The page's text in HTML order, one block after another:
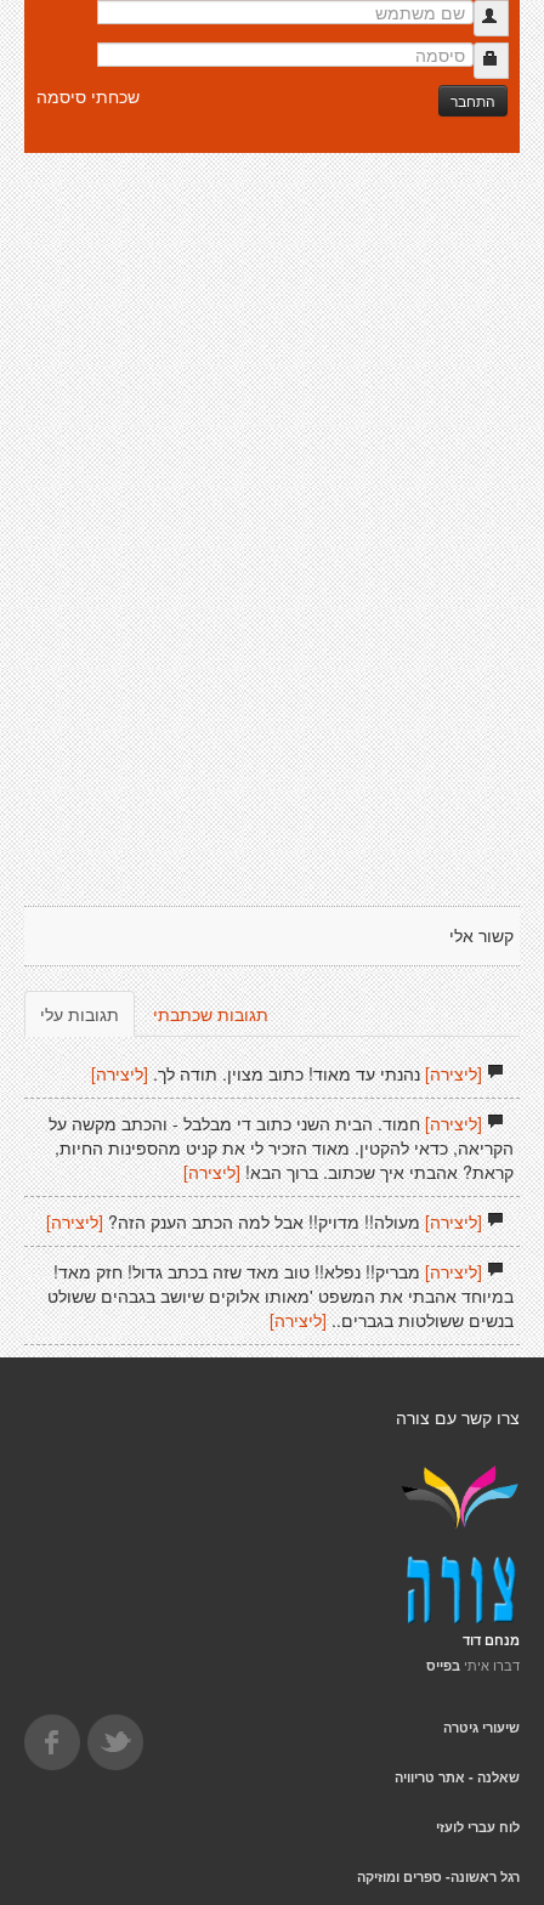
התחבר שכחתי סיסמה
קשור אלי
תגובות עלי תגובות שכתבתי
[ליצירה]נהנתי עד מאוד! כתוב מצוין. תודה לך. [ליצירה]
[ליצירה]חמוד. הבית השני כתוב די מבלבל - והכתב מקשה על
הקריאה, כדאי להקטין. מאוד הזכיר לי את קניט מהספינות החיות,
קראת? אהבתי איך שכתוב. ברוך הבא! [ליצירה]
[ליצירה]מעולה!! מדויק!! אבל למה הכתב הענק הזה? [ליצירה]
[ליצירה]מבריק!! נפלא!! טוב מאד שזה בכתב גדול! חזק מאד!
במיוחד אהבתי את המשפט 'מאותו אלוקים שיושב בגבהים ששולט
בנשים ששולטות בגברים.. [ליצירה]
צרו קשר עם צורה
מנחם דוד
דברו איתי בפייס
שיעורי גיטרה
שאלנה - אתר טריוויה
לוח עברי לועזי
רגל ראשונה- ספרים ומוזיקה